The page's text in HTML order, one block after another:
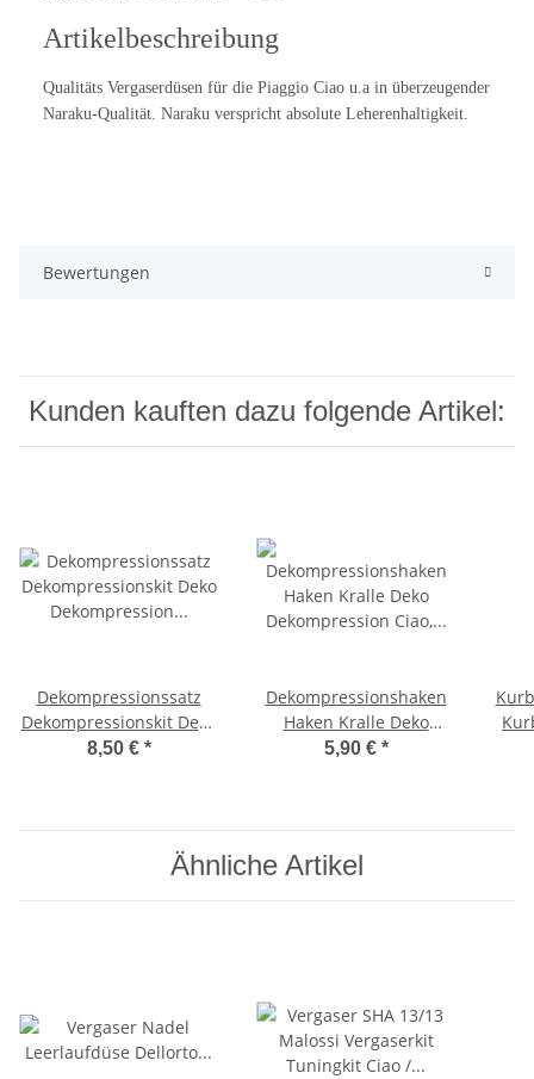
Artikelbeschreibung
Qualitäts Vergaserdüsen für die Piaggio Ciao u.a in überzeugender
Naraku-Qualität. Naraku verspricht absolute Leherenhaltigkeit.
Bewertungen
Kunden kauften dazu folgende Artikel:
Dekompressionssatz
Dekompressionskit Deko
Dekompression Ciao,
8,50 € *
Dekompressionshaken
Haken Kralle Deko
Dekompression Ciao,
5,90 € *
Ähnliche Artikel